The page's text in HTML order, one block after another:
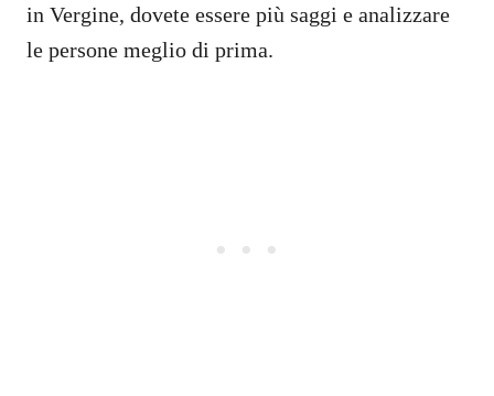
in Vergine, dovete essere più saggi e analizzare
le persone meglio di prima.